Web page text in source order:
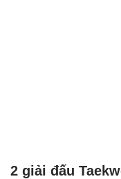
2 giải đấu